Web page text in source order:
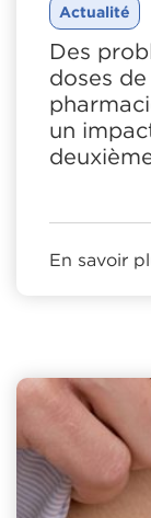
Actualité
Des
doses
un
En savoir